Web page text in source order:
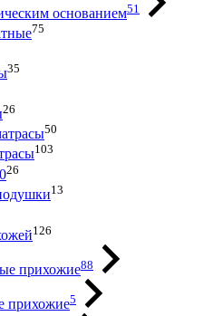
основанием51
75
35
26
50
103
26
13
126
прихожие88
прихожие5